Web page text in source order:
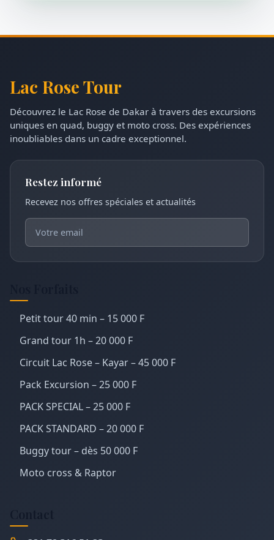
Lac Rose Tour
Découvrez le Lac Rose de Dakar à travers des excursions
uniques en quad, buggy et moto cross. Des expériences
inoubliables dans un cadre exceptionnel.
Restez informé
Recevez nos offres spéciales et actualités
Petit tour 40 min – 15 000 F
Grand tour 1h – 20 000 F
Circuit Lac Rose – Kayar – 45 000 F
Pack Excursion – 25 000 F
PACK SPECIAL – 25 000 F
PACK STANDARD – 20 000 F
Buggy tour – dès 50 000 F
Moto cross & Raptor